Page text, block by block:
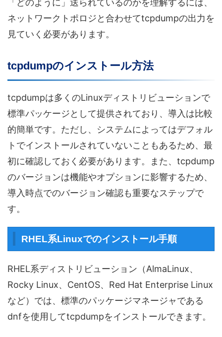
「どのように」送られているのかを理解するには、
ネットワークトポロジと合わせてtcpdumpの出力を
見ていく必要があります。
tcpdumpのインストール方法
tcpdumpは多くのLinuxディストリビューションで
標準パッケージとして提供されており、導入は比較
的簡単です。ただし、システムによってはデフォル
トでインストールされていないこともあるため、最
初に確認しておく必要があります。また、tcpdump
のバージョンは機能やオプションに影響するため、
導入時点でのバージョン確認も重要なステップで
す。
RHEL系Linuxでのインストール手順
RHEL系ディストリビューション（AlmaLinux、
Rocky Linux、CentOS、Red Hat Enterprise Linux
など）では、標準のパッケージマネージャである
dnfを使用してtcpdumpをインストールできます。